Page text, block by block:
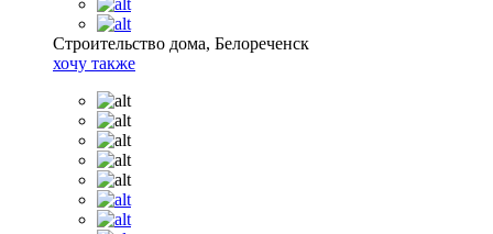
Строительство дома, Белореченск
хочу также